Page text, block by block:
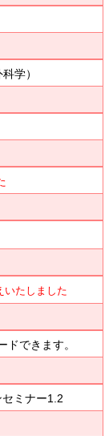
学）
いたしました
できます。
ミナー1.2